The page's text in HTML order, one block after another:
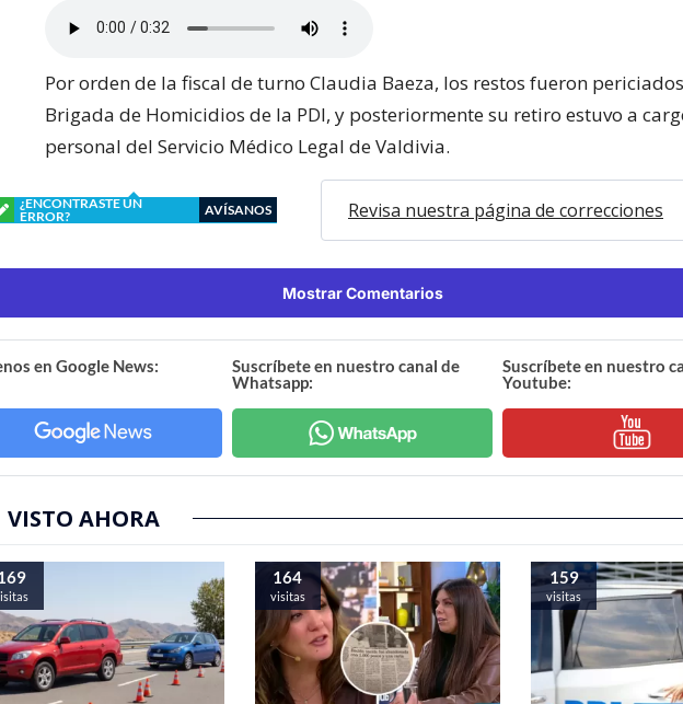
Por orden de la fiscal de turno Claudia Baeza, los restos fueron
Brigada de Homicidios de la PDI, y posteriormente su retiro estuvo a
personal del Servicio Médico Legal de Valdivia.
¿ENCONTRASTE UN
ERROR?
AVÍSANOS Revisa nuestra página de correcciones
Mostrar Comentarios
en Google News:
Suscríbete en nuestro canal de
Whatsapp:
Suscríbete en nuestro
Youtube:
VISTO AHORA
164
visitas
159
visitas